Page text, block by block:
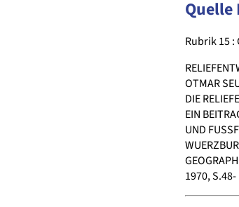
Quelle
Rubrik 15 :
OTMAR
DIE
EIN
UND
1970, S.48-